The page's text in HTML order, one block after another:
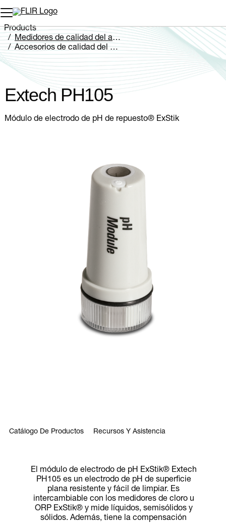
Products
Medidores de calidad del agua
Accesorios de calidad del agua
Extech PH105
Extech PH105
Módulo de electrodo de pH de repuesto® ExStik
Catálogo De Productos Recursos Y Asistencia
El módulo de electrodo de pH ExStik® Extech
PH105 es un electrodo de pH de superficie
plana resistente y fácil de limpiar. Es
intercambiable con los medidores de cloro u
ORP ExStik® y mide líquidos, semisólidos y
sólidos. Además, tiene la compensación